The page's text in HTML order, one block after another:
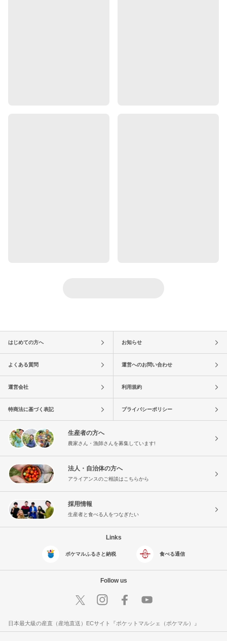
はじめての方へ お知らせ
よくある質問 運営へのお問い合わせ
運営会社 利用規約
特商法に基づく表記 プライバシーポリシー
生産者の方へ
農家さん・漁師さんを募集しています!
法人・自治体の方へ
アライアンスのご相談はこちらから
採用情報
生産者と食べる人をつなぎたい
Links
ポケマルふるさと納税 食べる通信
Follow us
日本最大級の産直（産地直送）ECサイト『ポケットマルシェ（ポケマル）』